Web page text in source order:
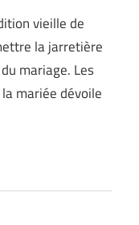
vieille de
la jarretière
mariage. Les
mariée dévoile